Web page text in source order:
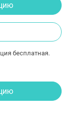
бесплатная.